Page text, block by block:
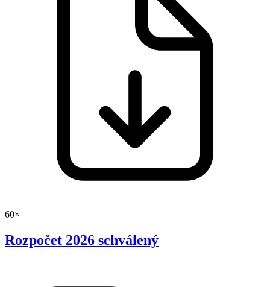
60×
Rozpočet 2026 schválený